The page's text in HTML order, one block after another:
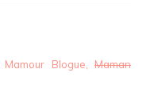
Mamour Blogue,
Maman